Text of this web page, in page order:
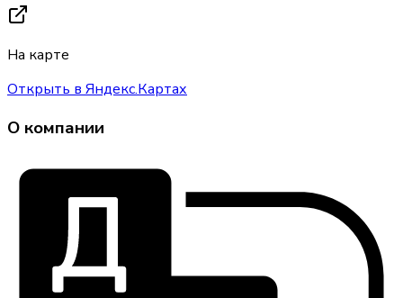
На карте
Открыть в Яндекс.Картах
О компании